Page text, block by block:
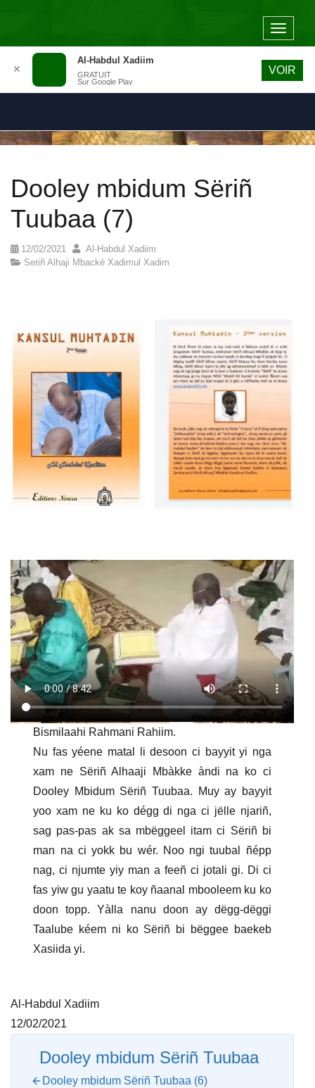
Toggle
Dooley mbidum Sëriñ
Tuubaa (7)
12/02/2021
Al-Habdul Xadiim
Seriñ Alhaji Mbacké Xadimul Xadim
Bismilaahi Rahmani Rahiim.
Nu fas yéene matal li desoon ci bayyit yi nga
xam ne Sëriñ Alhaaji Mbàkke àndi na ko ci
Dooley Mbidum Sëriñ Tuubaa. Muy ay bayyit
yoo xam ne ku ko dégg di nga ci jëlle njariñ,
sag pas-pas ak sa mbëggeel itam ci Sëriñ bi
man na ci yokk bu wér. Noo ngi tuubal ñépp
nag, ci njumte yiy man a feeñ ci jotali gi. Di ci
fas yiw gu yaatu te koy ñaanal mbooleem ku ko
doon topp. Yàlla nanu doon ay dëgg-dëggi
Taalube kéem ni ko Sëriñ bi bëggee baekeb
Xasiida yi.
Al-Habdul Xadiim
12/02/2021
Dooley mbidum Sëriñ Tuubaa
Dooley mbidum Sëriñ Tuubaa (6)
✕
Al-Habdul Xadiim
GRATUIT
Sur Google Play
VOIR